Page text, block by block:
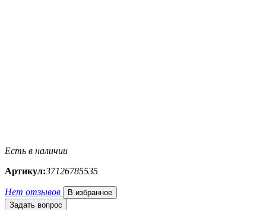
Есть в наличии
Артикул:37126785535
Нет отзывов
В избранное
Задать вопрос